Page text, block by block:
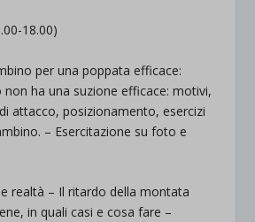
18.00)
per una poppata efficace:
non ha una suzione efficace: motivi,
attacco, posizionamento, esercizi
– Esercitazione su foto e
realtà – Il ritardo della montata
in quali casi e cosa fare –